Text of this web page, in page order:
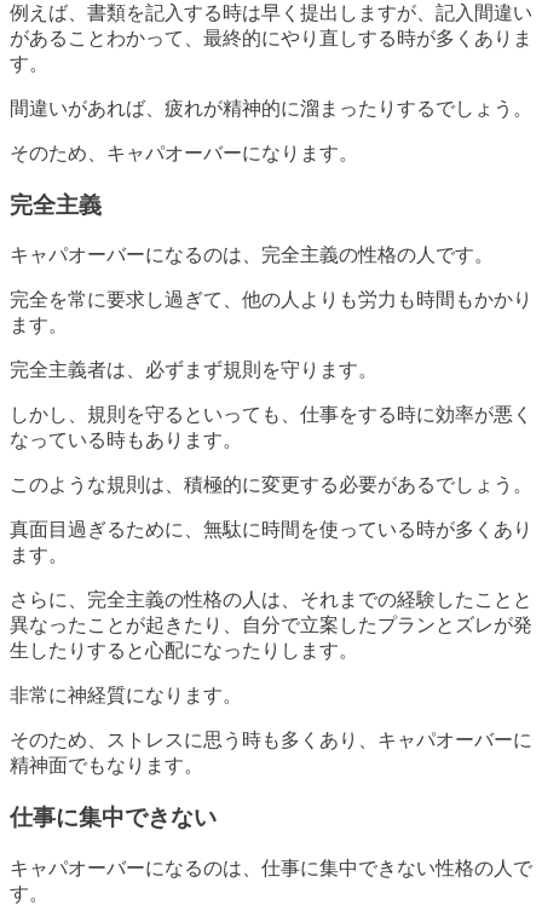
例えば、書類を記入する時は早く提出しますが、記入間違い
があることわかって、最終的にやり直しする時が多くありま
す。
間違いがあれば、疲れが精神的に溜まったりするでしょう。
そのため、キャパオーバーになります。
完全主義
キャパオーバーになるのは、完全主義の性格の人です。
完全を常に要求し過ぎて、他の人よりも労力も時間もかかり
ます。
完全主義者は、必ずまず規則を守ります。
しかし、規則を守るといっても、仕事をする時に効率が悪く
なっている時もあります。
このような規則は、積極的に変更する必要があるでしょう。
真面目過ぎるために、無駄に時間を使っている時が多くあり
ます。
さらに、完全主義の性格の人は、それまでの経験したことと
異なったことが起きたり、自分で立案したプランとズレが発
生したりすると心配になったりします。
非常に神経質になります。
そのため、ストレスに思う時も多くあり、キャパオーバーに
精神面でもなります。
仕事に集中できない
キャパオーバーになるのは、仕事に集中できない性格の人で
す。